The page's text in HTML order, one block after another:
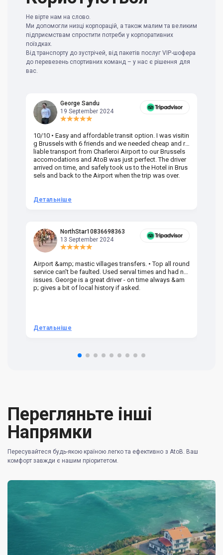
Не вірте нам на слово.
Ми допомогли низці корпорацій, а також малим та великим
підприємствам спростити потреби у корпоративних
поїздках.
Від транспорту до зустрічей, від пакетів послуг VIP-шофера
до перевезень спортивних команд – у нас є рішення для
вас.
George Sandu
19 September 2024
10/10 • Easy and affordable transit option. I was visitin
g Brussels with 6 friends and we needed cheap and re
liable transport from Charleroi Airport to our Brussels
accomodations and AtoB was just perfect. The driver
arrived on time, and safely took us to the Hotel in Brus
sels and back to the Airport when the trip was over.
Детальніше
NorthStar10836698363
13 September 2024
Airport &amp; mastic villages transfers. • Top all round
service can't be faulted. Used serval times and had no
issues. George is a great driver - on time always &am
p; gives a bit of local history if asked.
Детальніше
Перегляньте інші
Напрямки
Пересувайтеся будь-якою країною легко та ефективно з AtoB. Ваш
комфорт завжди є нашим пріоритетом.